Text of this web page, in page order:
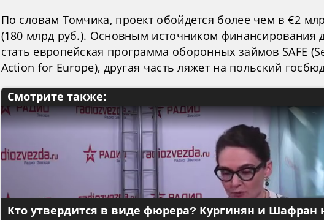
По словам Томчика, проект обойдется более чем в €2
(180 млрд руб.). Основным источником финансирования
стать европейская программа оборонных займов SAFE
Action for Europe), другая часть ляжет на польский
Смотрите также:
Кто утвердится в виде фюрера? Кургинян и Шафран